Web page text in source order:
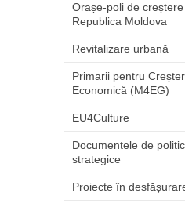
Orașe-poli de
Republica Moldova
Revitalizare urbană
Primarii pentru
Economică (M4EG)
EU4Culture
Documentele de
strategice
Proiecte în